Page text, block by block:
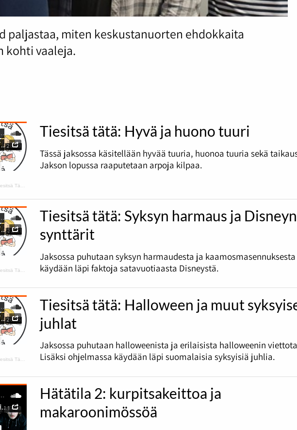
paljastaa, miten keskustanuorten ehdokkaita
kohti vaaleja.
Tätä: hyvä ja huono tuuri
Tiesitsä tätä: Hyvä ja huono tuuri
Tässä jaksossa käsitellään hyvää tuuria, huonoa tuuria sekä
Jakson lopussa raaputetaan arpoja kilpaa.
Tätä: harmaus ja Disneyn synttärit
Tiesitsä tätä: Syksyn harmaus ja Disneyn
synttärit
Jaksossa puhutaan syksyn harmaudesta ja kaamosmasennuksesta
käydään läpi faktoja satavuotiaasta Disneystä.
Tätä: Halloween
Tiesitsä tätä: Halloween ja muut
juhlat
Jaksossa puhutaan halloweenista ja erilaisista halloweenin
Lisäksi ohjelmassa käydään läpi suomalaisia syksyisiä juhlia.
Hätätila 2: kurpitsakeittoa ja
makaroonimössöä